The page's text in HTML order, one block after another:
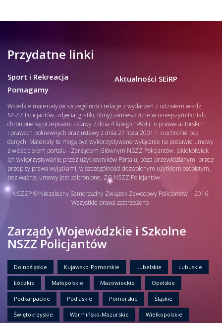
Przydatne linki
Sport i Rekreacja
Pomagamy
Aktualności SEiRP
Wszelkie materiały (w szczególności relacje z wydarzeń z udziałem władz
NSZZ Policjantów, zdjęcia, grafiki, filmy) zamieszczone w niniejszym Portalu
chronione są przepisami ustawy z dnia 4 lutego 1994 r. o prawie autorskim
i prawach pokrewnych oraz ustawy z dnia 27 lipca 2001 r. o ochronie baz
danych. Materiały te mogą być wykorzystywane wyłącznie na postawie umowy
z właścicielem portalu - Zarządem Głównym NSZZ Policjantów. Jakiekolwiek
ich wykorzystywanie przez użytkowników Portalu, poza przewidzianymi przez
przepisy prawa wyjątkami, w szczególności dozwolonym użytkiem osobistym,
bez ważnej umowy jest zabronione. ZG NSZZ Policjantów
NSZZP © Niezależny Samorządny Związek Zawodowy Policjantów | 2016.
Wszystkie prawa zastrzeżone.
Zarządy Wojewódzkie i Szkolne
NSZZ Policjantów
Dolnośląskie Kujawsko-Pomorskie Lubelskie Lubuskie
Łódzkie Małopolskie Mazowieckie Opolskie
Podkarpackie Podlaskie Pomorskie Śląskie
Świętokrzyskie Warmińsko-Mazurskie Wielkopolskie